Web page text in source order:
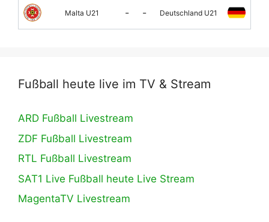
Malta U21 - - Deutschland U21
Fußball heute live im TV & Stream
ARD Fußball Livestream
ZDF Fußball Livestream
RTL Fußball Livestream
SAT1 Live Fußball heute Live Stream
MagentaTV Livestream